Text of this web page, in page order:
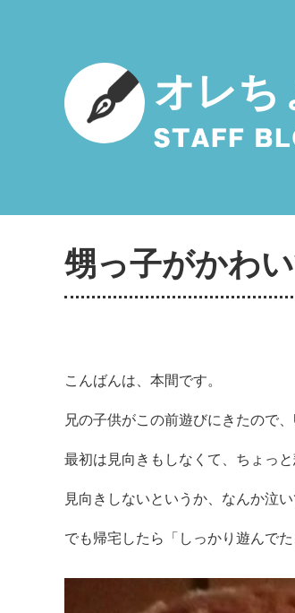
オレち
甥っ子がかわ
こんばんは、本間です。
兄の子供がこの前遊びにきたので
最初は見向きもしなくて、ちょっ
見向きしないというか、なんか泣
でも帰宅したら「しっかり遊んで